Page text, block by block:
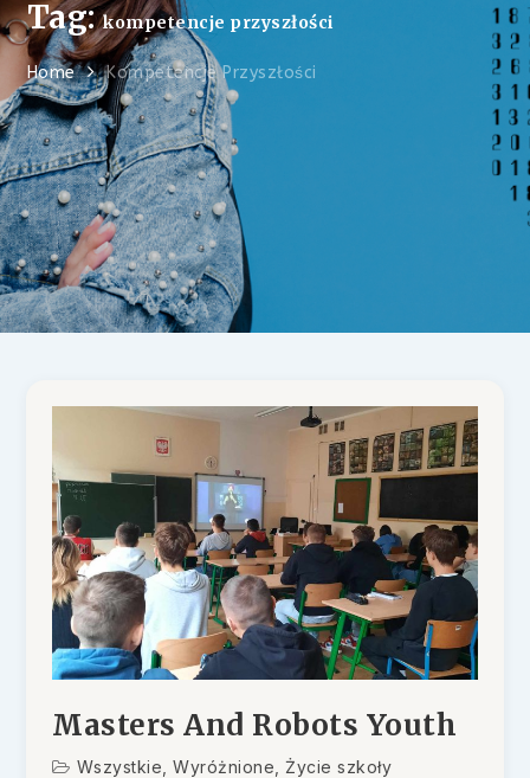
Tag:kompetencje przyszłości
Home Kompetencje Przyszłości
Masters And Robots Youth
Wszystkie ,Wyróżnione ,Życie szkoły